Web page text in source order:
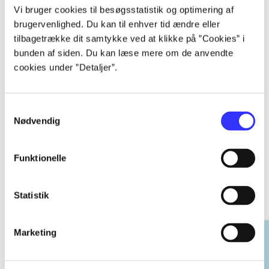
Vi bruger cookies til besøgsstatistik og optimering af
brugervenlighed. Du kan til enhver tid ændre eller
tilbagetrække dit samtykke ved at klikke på ”Cookies” i
bunden af siden. Du kan læse mere om de anvendte
cookies under ”Detaljer”.
Nødvendig
Funktionelle
Statistik
Marketing
...
Gå til serien